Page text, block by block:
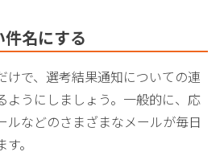
名にする
けで、選考結果通知についての連
ようにしましょう。一般的に、応
ルなどのさまざまなメールが毎日
。